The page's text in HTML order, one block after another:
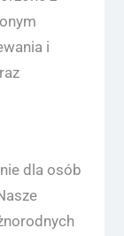
i
dla osób